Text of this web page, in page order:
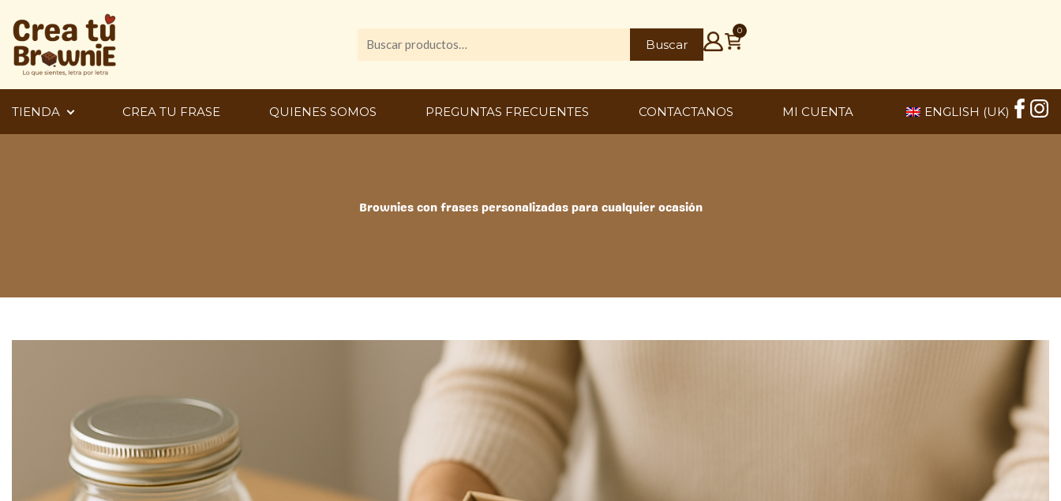
contenido
Buscar
Buscar
0
TIENDA CREA TU FRASE QUIENES SOMOS PREGUNTAS FRECUENTES CONTACTANOS MI CUENTA ENGLISH (UK)
Brownies con frases personalizadas para cualquier ocasión